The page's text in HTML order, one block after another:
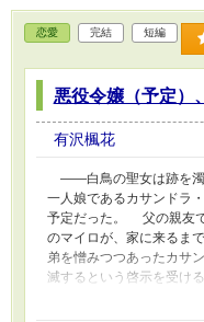
恋愛 完結 短編
悪役令嬢（予定）
有沢楓花
――白鳥の聖女は跡を
一人娘であるカサンドラ
予定だった。 父の親友
のマイロが、家に来るま
弟を憎みつつあったカサ
滅するという啓示を受け
す！ あなたはこの世界
数年後、魔王復活の危機